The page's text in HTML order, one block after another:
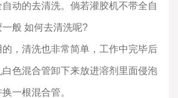
动的去清洗。倘若灌胶机不带全自
般 如何去清洗呢?
清洗也非常简单，工作中完毕后
色混合管卸下来放进溶剂里面侵泡
一根混合管。